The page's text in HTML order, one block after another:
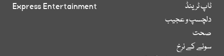
ٹاپ ٹرینڈ
دلچسپ و عجیب
صحت
سونے کے نرخ
Express Entertainment